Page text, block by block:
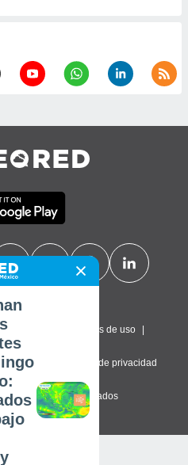
Términos de uso
Configuración de privacidad
los derechos reservados